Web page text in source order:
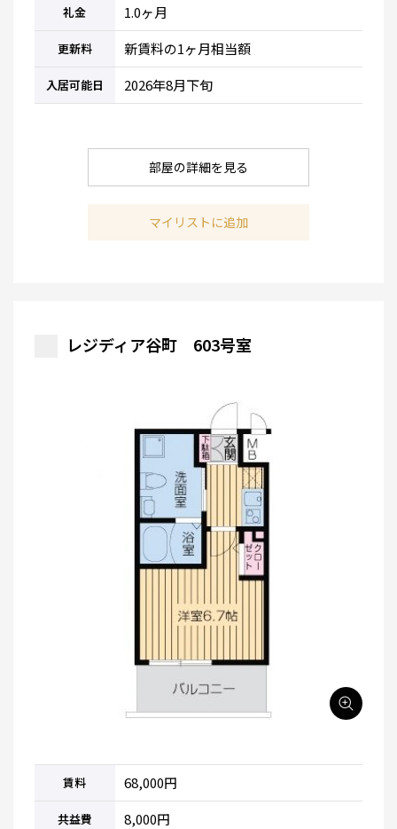
礼金 1.0ヶ月
更新料 新賃料の1ヶ月相当額
入居可能日 2026年8月下旬
部屋の詳細を見る
マイリストに追加
レジディア谷町 603号室
賃料 68,000円
共益費 8,000円